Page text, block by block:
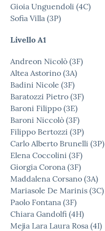
Gioia Unguendoli (4C)
Sofia Villa (3P)
Livello A1
Andreon Nicolò (3F)
Altea Astorino (3A)
Badini Nicole (3F)
Baratozzi Pietro (3F)
Baroni Filippo (3E)
Baroni Niccolò (3F)
Filippo Bertozzi (3P)
Carlo Alberto Brunelli (3P)
Elena Coccolini (3F)
Giorgia Corona (3F)
Maddalena Corsano (3A)
Mariasole De Marinis (3C)
Paolo Fontana (3F)
Chiara Gandolfi (4H)
Mejia Lara Laura Rosa (4I)